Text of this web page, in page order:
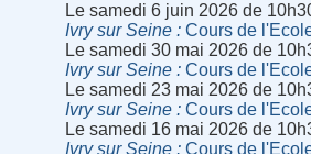
Le samedi 6 juin 2026 de
Ivry sur Seine
Cours de
Le samedi 30 mai 2026 de
Ivry sur Seine
Cours de
Le samedi 23 mai 2026 de
Ivry sur Seine
Cours de
Le samedi 16 mai 2026 de
Ivry sur Seine
Cours de